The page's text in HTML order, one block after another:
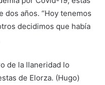
dos años. “Hoy tenemos
decidimos que había
de la llaneridad lo
de Elorza. (Hugo)